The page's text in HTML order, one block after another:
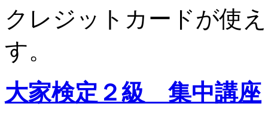
クレジットカードが使
す。
大家検定２級 集中講座